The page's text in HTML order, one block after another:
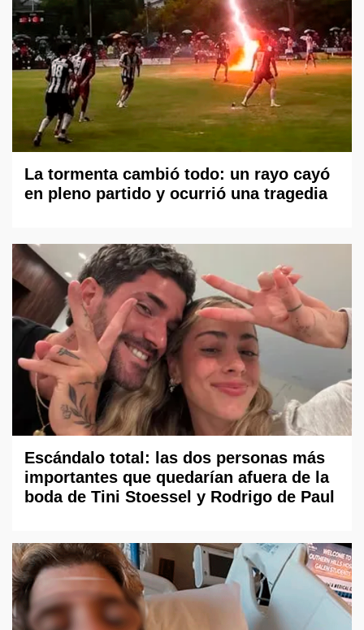
La tormenta cambió todo: un rayo cayó
en pleno partido y ocurrió una tragedia
Escándalo total: las dos personas más
importantes que quedarían afuera de la
boda de Tini Stoessel y Rodrigo de Paul